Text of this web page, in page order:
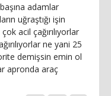
adamlar
uğraştığı işin
acil çağırılıyorlar
ne yani 25
demişsin emin ol
apronda araç